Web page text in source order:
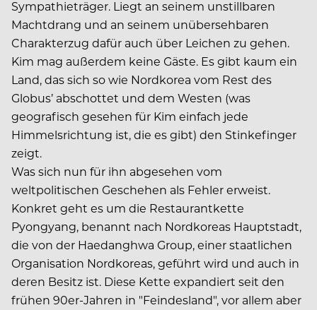
Sympathieträger. Liegt an seinem unstillbaren
Machtdrang und an seinem unübersehbaren
Charakterzug dafür auch über Leichen zu gehen.
Kim mag außerdem keine Gäste. Es gibt kaum ein
Land, das sich so wie Nordkorea vom Rest des
Globus’ abschottet und dem Westen (was
geografisch gesehen für Kim einfach jede
Himmelsrichtung ist, die es gibt) den Stinkefinger
zeigt.
Was sich nun für ihn abgesehen vom
weltpolitischen Geschehen als Fehler erweist.
Konkret geht es um die Restaurantkette
Pyongyang, benannt nach Nordkoreas Hauptstadt,
die von der Haedanghwa Group, einer staatlichen
Organisation Nordkoreas, geführt wird und auch in
deren Besitz ist. Diese Kette expandiert seit den
frühen 90er-Jahren in "Feindesland", vor allem aber